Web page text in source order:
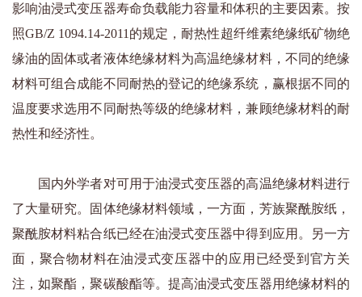
影响油浸式变压器寿命负载能力容量和体积的主要因素。按
照GB/Z 1094.14-2011的规定，耐热性超纤维素绝缘纸矿物绝
缘油的固体或者液体绝缘材料为高温绝缘材料，不同的绝缘
材料可组合成能不同耐热的登记的绝缘系统，赢根据不同的
温度要求选用不同耐热等级的绝缘材料，兼顾绝缘材料的耐
热性和经济性。
国内外学者对可用于油浸式变压器的高温绝缘材料进行
了大量研究。固体绝缘材料领域，一方面，芳族聚酰胺纸，
聚酰胺材料粘合纸已经在油浸式变压器中得到应用。另一方
面，聚合物材料在油浸式变压器中的应用已经受到官方关
注，如聚酯，聚碳酸酯等。提高油浸式变压器用绝缘材料的